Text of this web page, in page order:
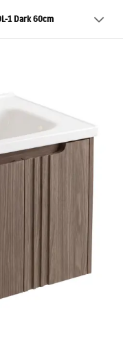
1 Dark 60cm